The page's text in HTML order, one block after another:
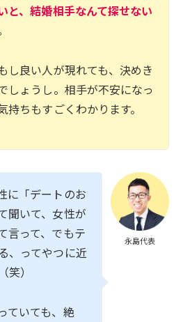
と、結婚相手なんて探せない
し良い人が現れても、決めき
しょうし。相手が不安になっ
持ちもすごくわかります。
永島代表
に「デートのお
聞いて、女性が
言って、でもテ
、ってやつに近
）
ていても、絶